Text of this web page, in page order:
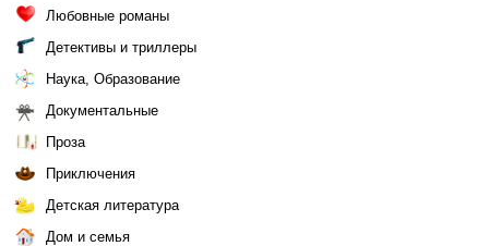
Любовные романы
Детективы и триллеры
Наука, Образование
Документальные
Проза
Приключения
Детская литература
Дом и семья